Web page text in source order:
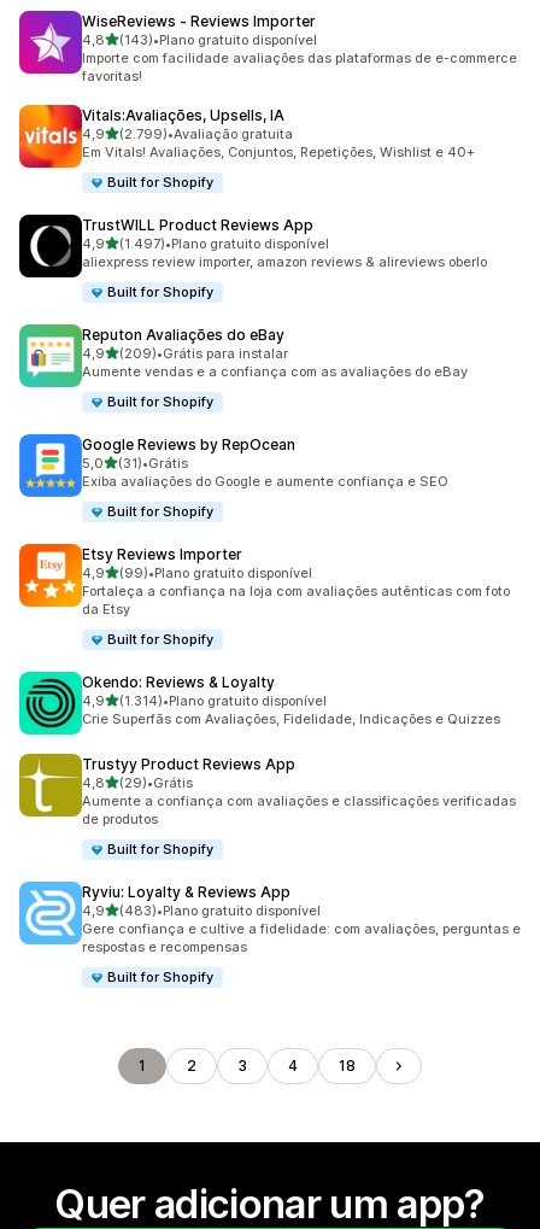
WiseReviews ‑ Reviews Importer
4,8de 5 estrelas
(143)
143 avaliações ao todo
•Plano gratuito disponível
Importe com facilidade avaliações das plataformas de e-commerce
favoritas!
Vitals:Avaliações, Upsells, IA
4,9de 5 estrelas
(2.799)
2799 avaliações ao todo
•Avaliação gratuita
Em Vitals! Avaliações, Conjuntos, Repetições, Wishlist e 40+
Built for Shopify
TrustWILL Product Reviews App
4,9de 5 estrelas
(1.497)
1497 avaliações ao todo
•Plano gratuito disponível
aliexpress review importer, amazon reviews & alireviews oberlo
Built for Shopify
Reputon Avaliações do eBay
4,9de 5 estrelas
(209)
209 avaliações ao todo
•Grátis para instalar
Aumente vendas e a confiança com as avaliações do eBay
Built for Shopify
Google Reviews by RepOcean
5,0de 5 estrelas
(31)
31 avaliações ao todo
•Grátis
Exiba avaliações do Google e aumente confiança e SEO
Built for Shopify
Etsy Reviews Importer
4,9de 5 estrelas
(99)
99 avaliações ao todo
•Plano gratuito disponível
Fortaleça a confiança na loja com avaliações autênticas com foto
da Etsy
Built for Shopify
Okendo: Reviews & Loyalty
4,9de 5 estrelas
(1.314)
1314 avaliações ao todo
•Plano gratuito disponível
Crie Superfãs com Avaliações, Fidelidade, Indicações e Quizzes
Trustyy Product Reviews App
4,8de 5 estrelas
(29)
29 avaliações ao todo
•Grátis
Aumente a confiança com avaliações e classificações verificadas
de produtos
Built for Shopify
Ryviu: Loyalty & Reviews App
4,9de 5 estrelas
(483)
483 avaliações ao todo
•Plano gratuito disponível
Gere confiança e cultive a fidelidade: com avaliações, perguntas e
respostas e recompensas
Built for Shopify
1 2 3 4 18
Quer adicionar um app?